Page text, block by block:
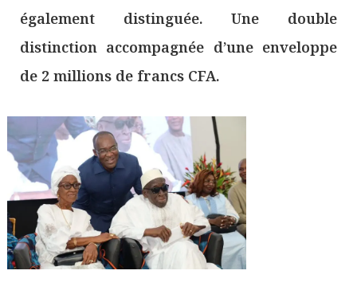
également distinguée. Une double
distinction accompagnée d’une enveloppe
de 2 millions de francs CFA.